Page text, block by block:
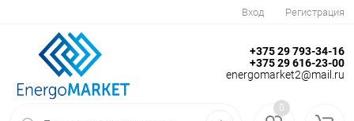
Вход Регистрация
+375 29 793-34-16
+375 29 616-23-00
energomarket2@mail.ru
0